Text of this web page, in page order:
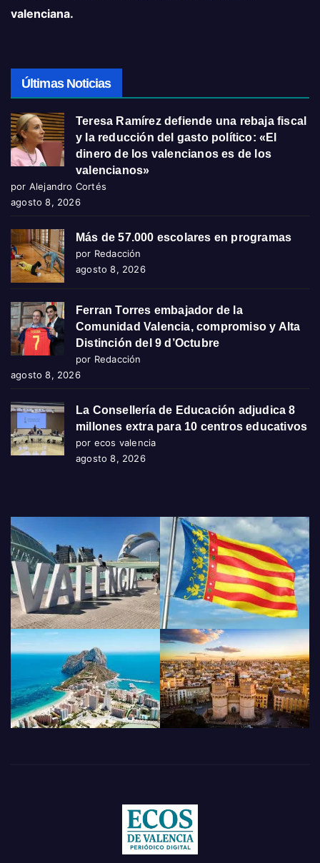
valenciana.
Últimas Noticias
Teresa Ramírez defiende una rebaja fiscal
y la reducción del gasto político: «El
dinero de los valencianos es de los
valencianos»
por Alejandro Cortés
agosto 8, 2026
Más de 57.000 escolares en programas
por Redacción
agosto 8, 2026
Ferran Torres embajador de la
Comunidad Valencia, compromiso y Alta
Distinción del 9 d’Octubre
por Redacción
agosto 8, 2026
La Consellería de Educación adjudica 8
millones extra para 10 centros educativos
por ecos valencia
agosto 8, 2026